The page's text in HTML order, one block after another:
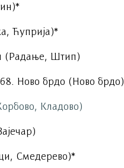
Ћуприја)*
(Радање, Штип)
Ново брдо (Ново брдо)
Кладово)
Смедерево)*